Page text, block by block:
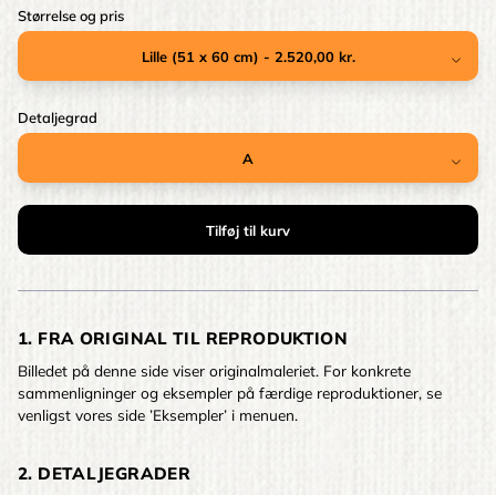
Størrelse og pris
Detaljegrad
1. FRA ORIGINAL TIL REPRODUKTION
Billedet på denne side viser originalmaleriet. For konkrete
sammenligninger og eksempler på færdige reproduktioner, se
venligst vores side ’Eksempler’ i menuen.
2. DETALJEGRADER